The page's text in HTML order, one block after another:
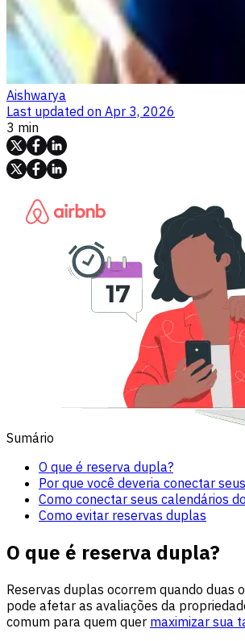
Aishwarya
Last updated on Apr 3, 2026
3 min
Sumário
O que é reserva dupla?
Por que você deveria conectar
Como conectar seus calendários
Como evitar reservas duplas
O que é reserva dupla?
Reservas duplas ocorrem quando duas
pode afetar as avaliações da
comum para quem quer maximizar sua